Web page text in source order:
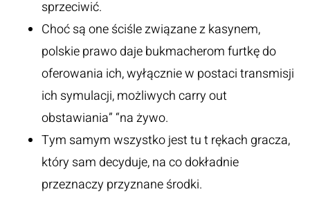
sprzeciwić.
Choć są one ściśle związane z kasynem,
polskie prawo daje bukmacherom furtkę do
oferowania ich, wyłącznie w postaci transmisji
ich symulacji, możliwych carry out
obstawiania” “na żywo.
Tym samym wszystko jest tu t rękach gracza,
który sam decyduje, na co dokładnie
przeznaczy przyznane środki.